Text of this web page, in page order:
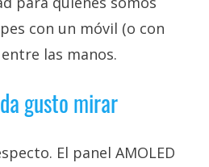
con un móvil (o con
las manos.
gusto mirar
El panel AMOLED